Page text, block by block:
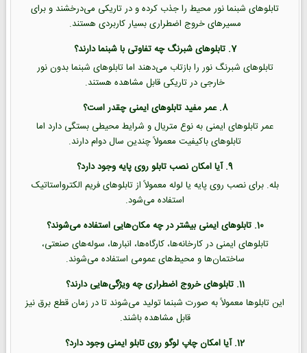
تابلوهای شبنما نور محیط را جذب کرده و در تاریکی می‌درخشند و برای
مسیرهای خروج اضطراری بسیار کاربردی هستند.
7. تابلوهای شبرنگ چه تفاوتی با شبنما دارند؟
تابلوهای شبرنگ نور را بازتاب می‌دهند اما تابلوهای شبنما بدون نور
خارجی در تاریکی قابل مشاهده هستند.
8. عمر مفید تابلوهای ایمنی چقدر است؟
عمر تابلوهای ایمنی به نوع متریال و شرایط محیطی بستگی دارد اما
تابلوهای باکیفیت معمولاً چندین سال دوام دارند.
9. آیا امکان نصب تابلو روی پایه وجود دارد؟
بله. برای نصب روی پایه یا لوله معمولاً از تابلوهای فریم الکترواستاتیک
استفاده می‌شود.
10. تابلوهای ایمنی بیشتر در چه مکان‌هایی استفاده می‌شوند؟
تابلوهای ایمنی در کارخانه‌ها، کارگاه‌ها، انبارها، سوله‌های صنعتی،
ساختمان‌ها و محیط‌های عمومی استفاده می‌شوند.
11. تابلوهای خروج اضطراری چه ویژگی‌هایی دارند؟
این تابلوها معمولاً به صورت شبنما تولید می‌شوند تا در زمان قطع برق نیز
قابل مشاهده باشند.
12. آیا امکان چاپ لوگو روی تابلو ایمنی وجود دارد؟